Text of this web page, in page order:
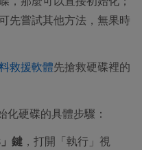
先嘗試其他方法，無果時
救援軟體先搶救硬碟裡的
硬碟的具體步驟：
鍵 ，打開「執行」視